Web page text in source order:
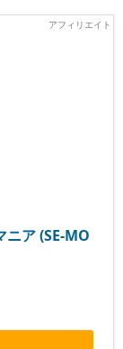
ア (SE-MO